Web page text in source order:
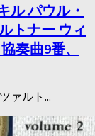
ル パウル・
トナー ウィ
奏曲9番、
ァルト...